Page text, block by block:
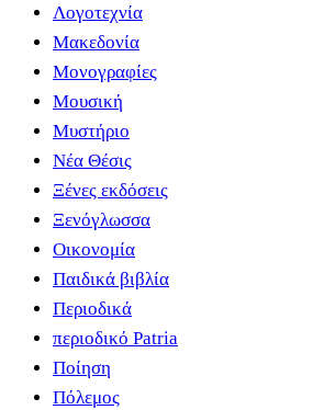
Λογοτεχνία
Μακεδονία
Μονογραφίες
Μουσική
Μυστήριο
Νέα Θέσις
Ξένες εκδόσεις
Ξενόγλωσσα
Οικονομία
Παιδικά βιβλία
Περιοδικά
περιοδικό Patria
Ποίηση
Πόλεμος